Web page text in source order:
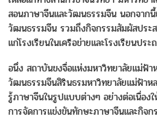
สอนภาษาจีนและวัฒนธรรมจีน นอกจาก
วัฒนธรรมจีน รวมถึงกิจกรรมสัมผัสปร
แก่โรงเรียนในเครือข่ายและโรงเรียนปร
อนึ่ง สถาบันขงจื่อแห่งมหาวิทยาลัยแม่ฟ้
วัฒนธรรมจีนสิรินธรมหาวิทยาลัยแม่ฟ้าห
รู้ภาษาจีนในรูปแบบต่างๆ อย่างต่อเนื่อ
การจัดการแข่งขันทักษะภาษาจีนและกิจ